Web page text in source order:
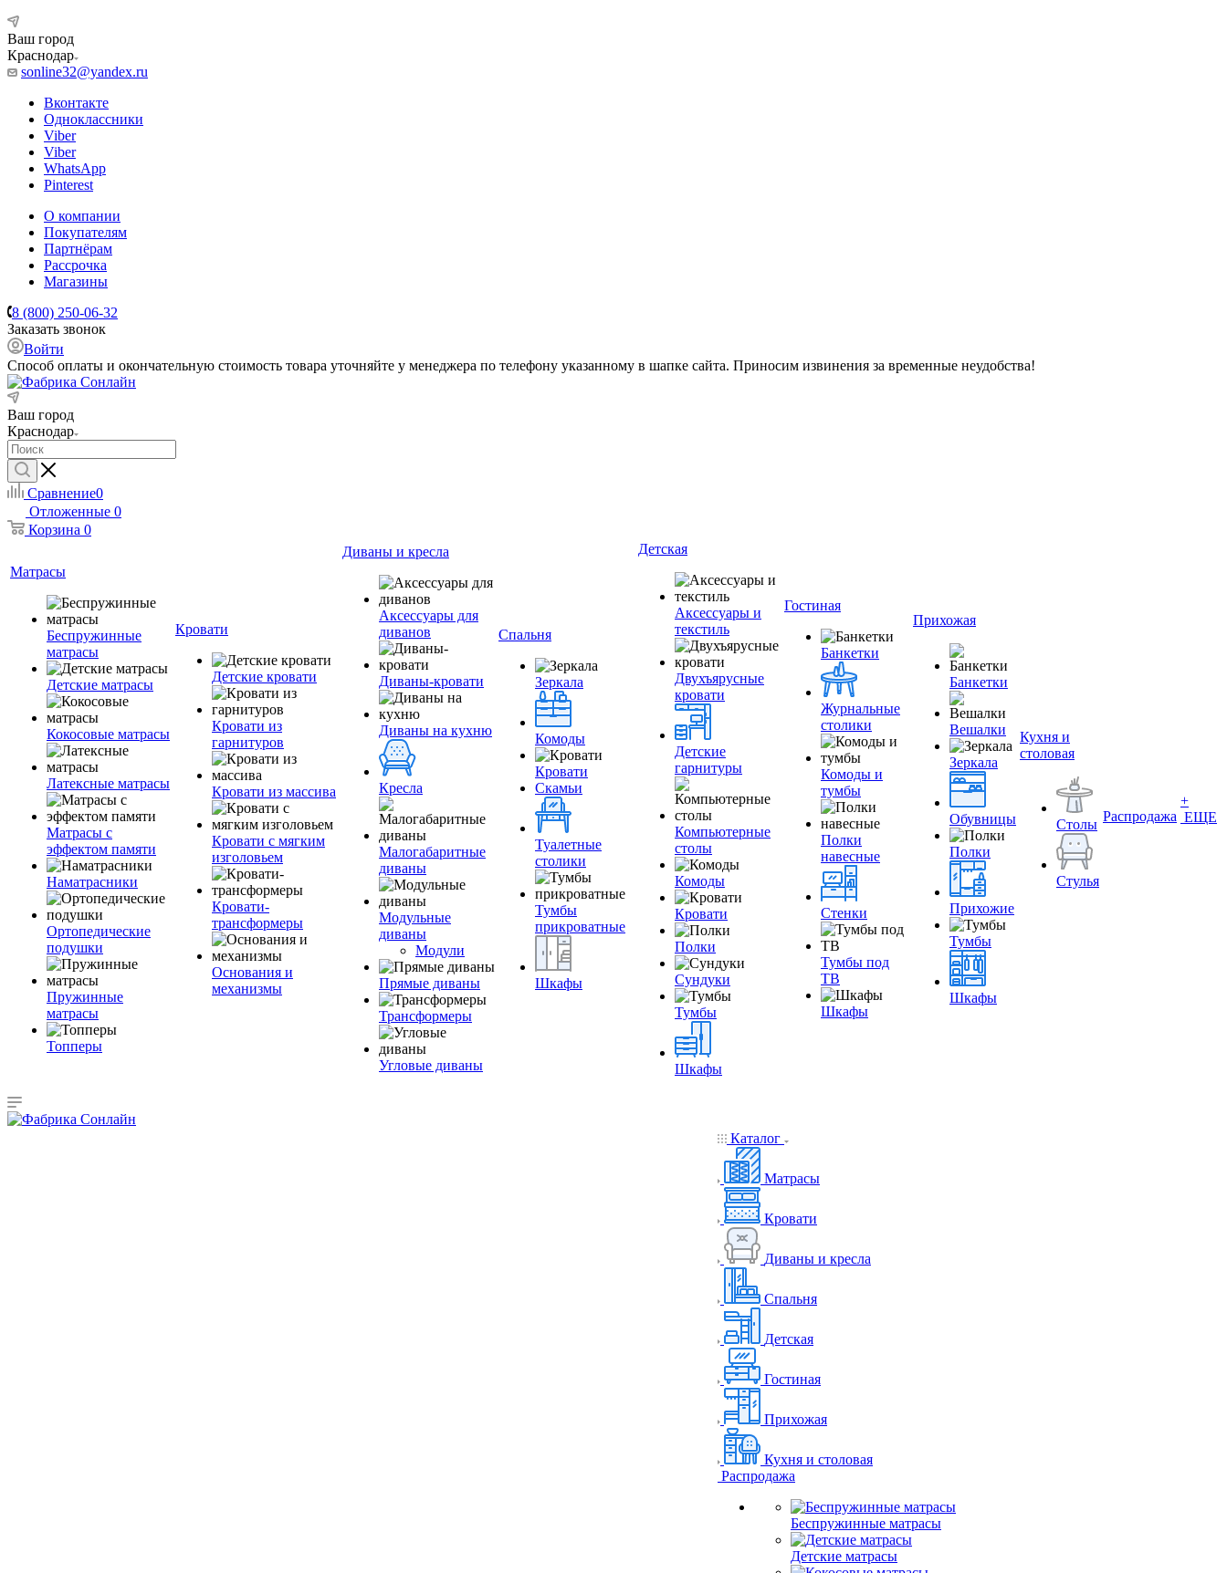
Ваш город
Краснодар
sonline32@yandex.ru
Вконтакте
Одноклассники
Viber
Viber
WhatsApp
Pinterest
О компании
Покупателям
Партнёрам
Рассрочка
Магазины
8 (800) 250-06-32
Заказать звонок
Войти
Способ оплаты и окончательную стоимость товара уточняйте у менеджера по телефону указанному в шапке сайта. Приносим извинения за временные неудобства!
Ваш город
Краснодар
Сравнение0
Отложенные 0
Корзина 0
Матрасы
Беспружинные
матрасы
Детские матрасы
Кокосовые матрасы
Латексные матрасы
Матрасы с
эффектом памяти
Наматрасники
Ортопедические
подушки
Пружинные
матрасы
Топперы
Кровати
Детские кровати
Кровати из
гарнитуров
Кровати из массива
Кровати с мягким
изголовьем
Кровати-
трансформеры
Основания и
механизмы
Диваны и кресла
Аксессуары для
диванов
Диваны-кровати
Диваны на кухню
Кресла
Малогабаритные
диваны
Модульные
диваны
Модули
Прямые диваны
Трансформеры
Угловые диваны
Спальня
Зеркала
Комоды
Кровати
Скамьи
Туалетные
столики
Тумбы
прикроватные
Шкафы
Детская
Аксессуары и
текстиль
Двухъярусные
кровати
Детские
гарнитуры
Компьютерные
столы
Комоды
Кровати
Полки
Сундуки
Тумбы
Шкафы
Гостиная
Банкетки
Журнальные
столики
Комоды и
тумбы
Полки
навесные
Стенки
Тумбы под
ТВ
Шкафы
Прихожая
Банкетки
Вешалки
Зеркала
Обувницы
Полки
Прихожие
Тумбы
Шкафы
Кухня и
столовая
Столы
Стулья
Распродажа
+
ЕЩЕ
Каталог
Матрасы
Кровати
Диваны и кресла
Спальня
Детская
Гостиная
Прихожая
Кухня и столовая
Распродажа
Беспружинные матрасы
Детские матрасы